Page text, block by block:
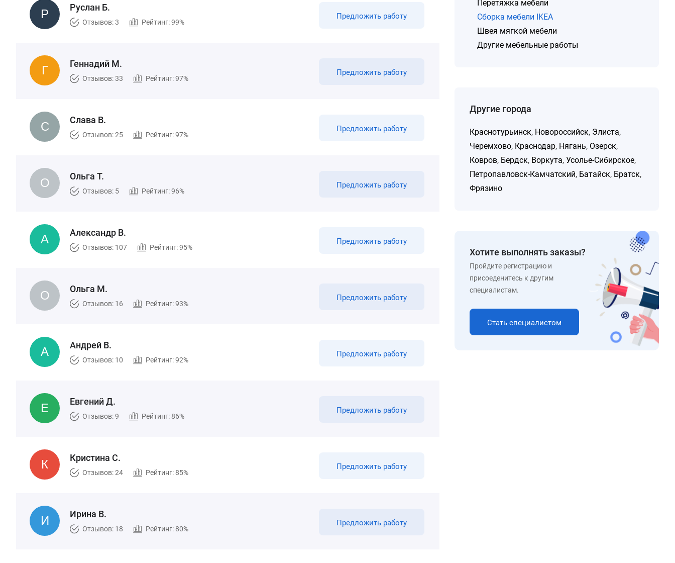
Руслан Б.
Отзывов: 3 Рейтинг: 99%
Предложить работу
Геннадий М.
Отзывов: 33 Рейтинг: 97%
Предложить работу
Слава В.
Отзывов: 25 Рейтинг: 97%
Предложить работу
Ольга Т.
Отзывов: 5 Рейтинг: 96%
Предложить работу
Александр В.
Отзывов: 107 Рейтинг: 95%
Предложить работу
Ольга М.
Отзывов: 16 Рейтинг: 93%
Предложить работу
Андрей В.
Отзывов: 10 Рейтинг: 92%
Предложить работу
Евгений Д.
Отзывов: 9 Рейтинг: 86%
Предложить работу
Кристина С.
Отзывов: 24 Рейтинг: 85%
Предложить работу
Ирина В.
Отзывов: 18 Рейтинг: 80%
Предложить работу
Перетяжка мебели
Сборка мебели IKEA
Швея мягкой мебели
Другие мебельные работы
Другие города
Краснотурьинск, Новороссийск, Элиста,
Черемхово, Краснодар, Нягань, Озерск,
Ковров, Бердск, Воркута,Усолье-Сибирское,
Петропавловск-Камчатский, Батайск, Братск,
Фрязино
Хотите выполнять заказы?
Пройдите регистрацию и
присоеденитесь к другим
специалистам.
Стать специалистом